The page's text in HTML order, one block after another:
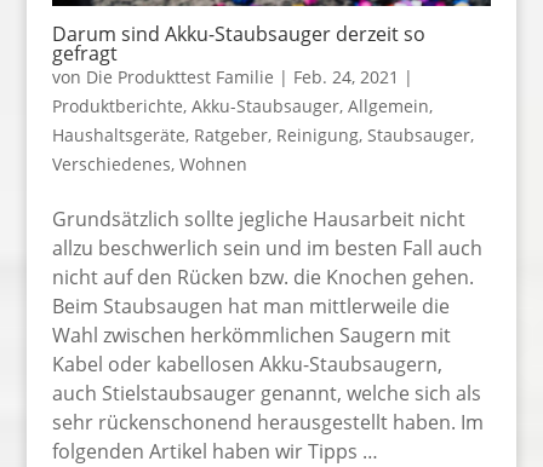
Darum sind Akku-Staubsauger derzeit so
gefragt
von Die Produkttest Familie | Feb. 24, 2021 |
Produktberichte, Akku-Staubsauger, Allgemein,
Haushaltsgeräte, Ratgeber, Reinigung, Staubsauger,
Verschiedenes, Wohnen
Grundsätzlich sollte jegliche Hausarbeit nicht
allzu beschwerlich sein und im besten Fall auch
nicht auf den Rücken bzw. die Knochen gehen.
Beim Staubsaugen hat man mittlerweile die
Wahl zwischen herkömmlichen Saugern mit
Kabel oder kabellosen Akku-Staubsaugern,
auch Stielstaubsauger genannt, welche sich als
sehr rückenschonend herausgestellt haben. Im
folgenden Artikel haben wir Tipps …